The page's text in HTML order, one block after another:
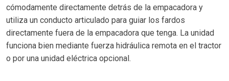
cómodamente directamente detrás de la empacadora y
utiliza un conducto articulado para guiar los fardos
directamente fuera de la empacadora que tenga. La unidad
funciona bien mediante fuerza hidráulica remota en el tractor
o por una unidad eléctrica opcional.